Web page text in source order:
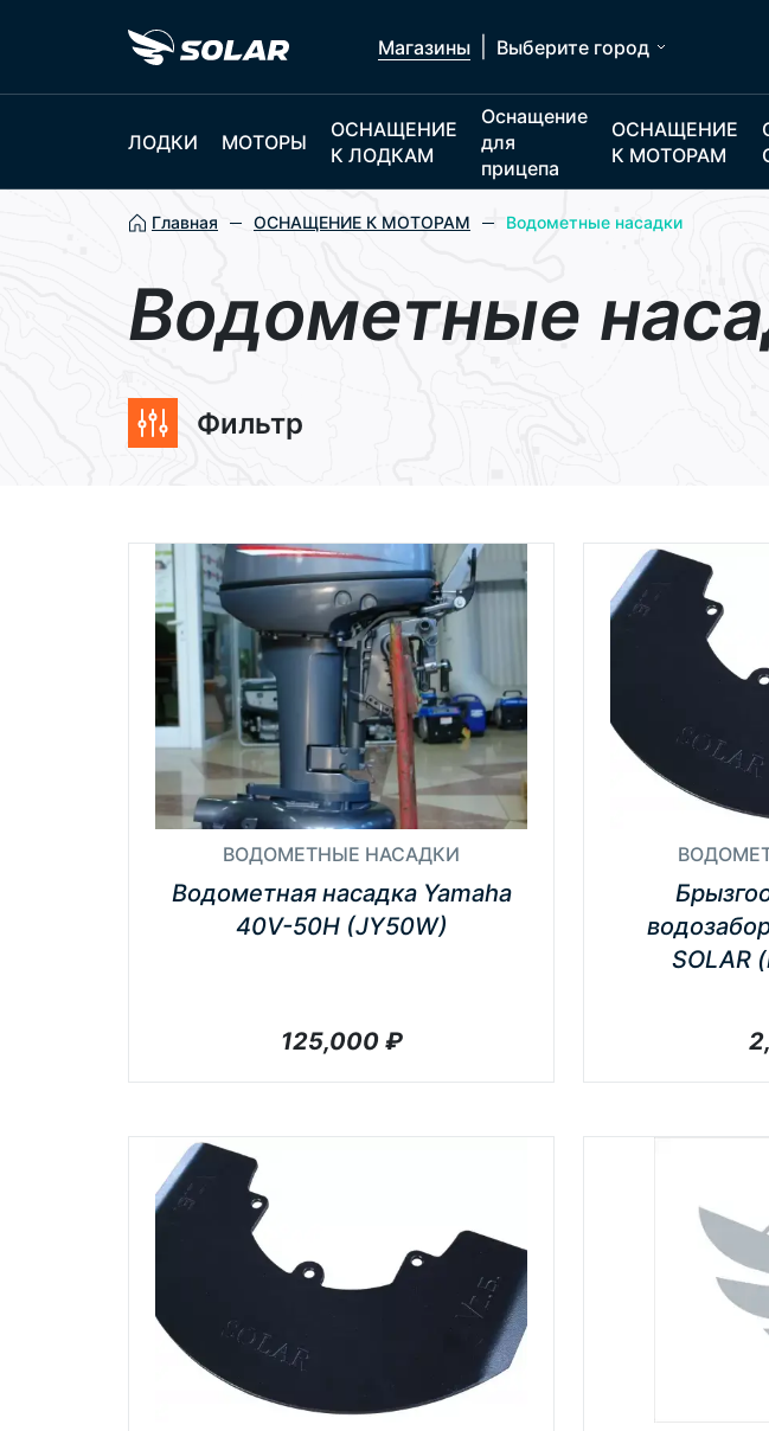
Магазины Выберите город
ЛОДКИ МОТОРЫ
ОСНАЩЕНИЕ
К ЛОДКАМ
Оснащение
для
прицепа
ОСНАЩЕНИЕ
К МОТОРАМ
Главная ОСНАЩЕНИЕ К МОТОРАМ Водометные насадки
Водометные
Фильтр
ВОДОМЕТНЫЕ НАСАДКИ
Водометная насадка Yamaha
40V-50H (JY50W)
125,000₽
SOLAR